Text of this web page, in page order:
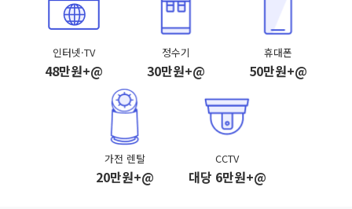
인터넷·TV
48만원+@
정수기
30만원+@
휴대폰
50만원+@
가전 렌탈
20만원+@
CCTV
대당 6만원+@